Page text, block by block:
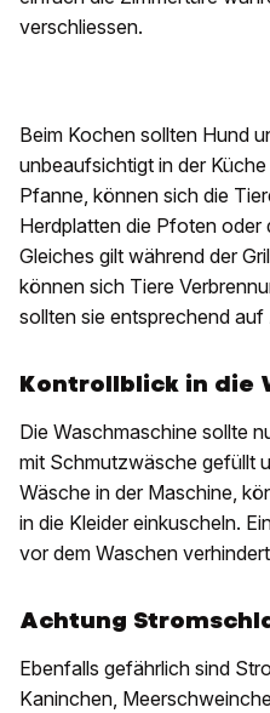
verschliessen.
Beim Kochen sollten Hund
unbeaufsichtigt in der
Pfanne, können sich die
Herdplatten die Pfoten oder
Gleiches gilt während der
können sich Tiere
sollten sie entsprechend
Kontrollblick in die
Die Waschmaschine sollte
mit Schmutzwäsche gefüllt
Wäsche in der Maschine,
in die Kleider einkuscheln.
vor dem Waschen
Achtung
Ebenfalls gefährlich sind
Kaninchen,